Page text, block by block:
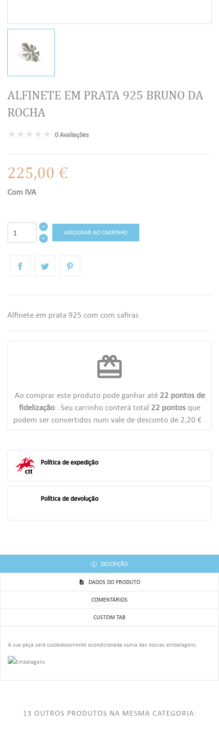
ALFINETE EM PRATA 925 BRUNO DA
ROCHA
0 Avaliações
225,00 €
Com IVA
ADICIONAR AO CARRINHO
redeem
Ao comprar este produto pode ganhar até 22pontos de
fidelização. Seu carrinho conterá total 22pontosque
podem ser convertidos num vale de desconto de 2,20 € .
Alfinete em prata 925 com com safiras
Política de expedição
Política de devolução
DESCRIÇÃO
DADOS DO PRODUTO
COMENTÁRIOS
CUSTOM TAB
A sua peça será cuidadosamente acondicionada numa das nossas embalagens:
13 OUTROS PRODUTOS NA MESMA CATEGORIA:
AS MINHAS LISTAS DE DESEJOS
((LABEL))
ENTRAR
Você precisa estar logado para salvar produtos em sua lista de
desejos.